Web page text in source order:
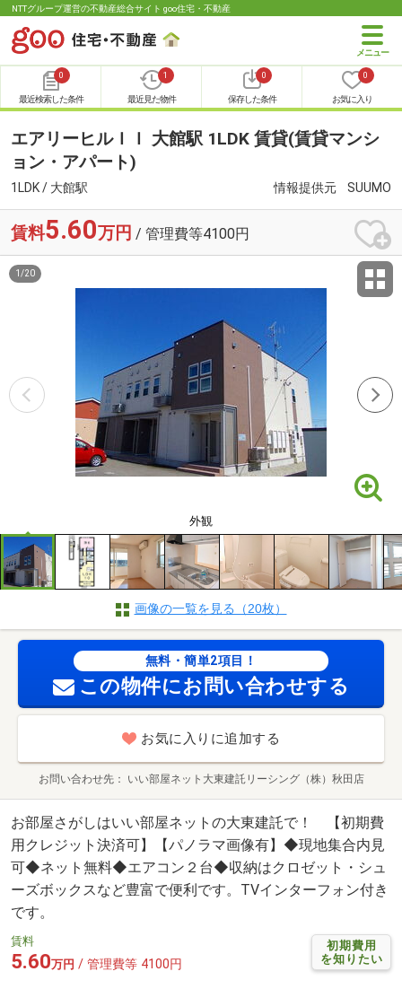
NTTグループ運営の不動産総合サイト goo住宅・不動産
0
最近検索した条件
1
最近見た物件
0
保存した条件
0
お気に入り
エアリーヒルＩＩ 大館駅 1LDK 賃貸(賃貸マンシ
ョン・アパート)
1LDK / 大館駅 情報提供元 SUUMO
賃料5.60万円 / 管理費等4100円
外観
1 /20
画像の一覧を見る（20枚）
無料・簡単2項目！
この物件にお問い合わせする
お気に入りに追加する
お問い合わせ先 いい部屋ネット大東建託リーシング（株）秋田店
お部屋さがしはいい部屋ネットの大東建託で！ 【初期費
用クレジット決済可】【パノラマ画像有】◆現地集合内見
可◆ネット無料◆エアコン２台◆収納はクロゼット・シュ
ーズボックスなど豊富で便利です。TVインターフォン付き
です。
初期費用
を知りたい
賃料
5.60万円 / 管理費等 4100円